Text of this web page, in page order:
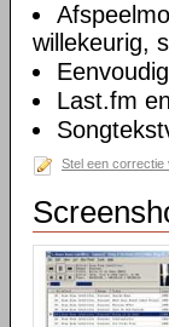
willekeurig,
Last.fm
Stel een correctie